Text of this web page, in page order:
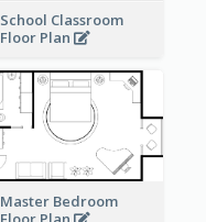
School Classroom
Floor Plan
Master Bedroom